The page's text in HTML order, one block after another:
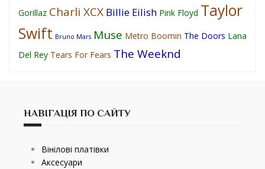
Gorillaz Charli XCX Billie Eilish Pink Floyd Taylor
Swift Bruno Mars Muse Metro Boomin The Doors Lana
Del Rey Tears For Fears The Weeknd
НАВІГАЦІЯ ПО САЙТУ
Вінілові платівки
Аксесуари